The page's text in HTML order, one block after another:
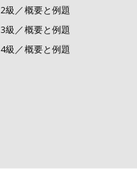
2級／概要と例題
3級／概要と例題
4級／概要と例題